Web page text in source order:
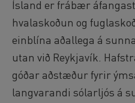
Ísland er frábær
hvalaskoðun og
einblína aðallega á
utan við Reykjavík.
góðar aðstæður fyrir
langvarandi sólarljós á